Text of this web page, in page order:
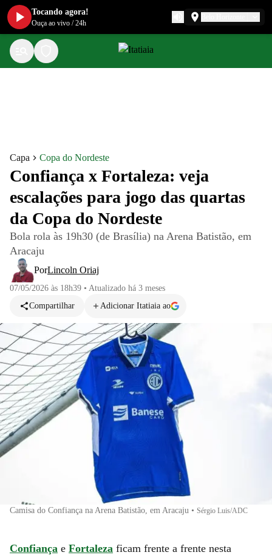
Capa Copa do Nordeste
Confiança x Fortaleza: veja
escalações para jogo das quartas
da Copa do Nordeste
Bola rola às 19h30 (de Brasília) na Arena Batistão, em
Aracaju
PorLincoln Oriaj
07/05/2026 às 18h39 • Atualizado há 3 meses
Compartilhar
Adicionar Itatiaia ao
Camisa do Confiança na Arena Batistão, em Aracaju • Sérgio Luis/ADC
Confiança e Fortaleza ficam frente a frente nesta
Tocando agora!
Ouça ao vivo /24h